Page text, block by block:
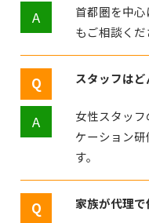
首都圏を中
もご相談くだ
スタッフは
女性スタッ
ケーション
す。
家族が代理